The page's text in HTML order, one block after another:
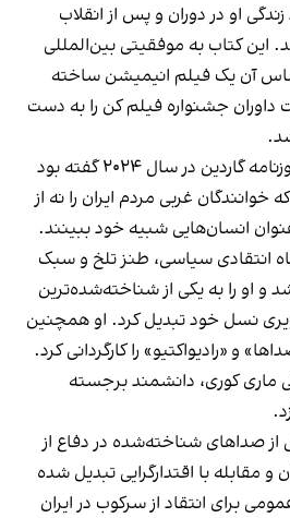
او در دوران و پس از انقلاب
این کتاب به موفقیتی بین‌المللی
آن یک فیلم انیمیشن ساخته
جشنواره فیلم کن را به دست
ساتراپی در گفت‌وگویی با روزنامه گاردین در سال ۲۰۲۴ گفته بود
غربی مردم ایران را نه از
انسان‌هایی شبیه خود ببینند.
نگاه انتقادی سیاسی، طنز تلخ و سبک
او را به یکی از شناخته‌شده‌ترین
نسل خود تبدیل کرد. او همچنین
و «رادیواکتیو» را کارگردانی کرد.
ماری کوری، دانشمند برجسته
از صداهای شناخته‌شده در دفاع از
و مقابله با اقتدارگرایی تبدیل شده
برای انتقاد از سرکوب در ایران